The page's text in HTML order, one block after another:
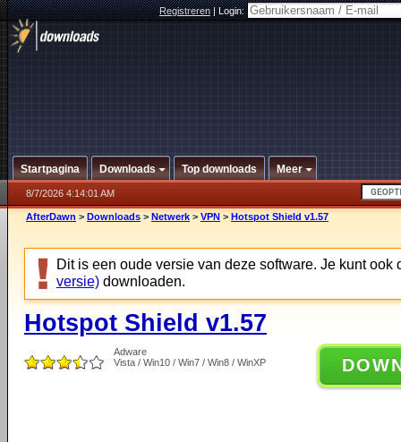
Registreren|Login:
Startpagina Downloads Top downloads Meer
8/7/2026 4:14:01 AM
AfterDawn > Downloads > Netwerk > VPN > Hotspot Shield v1.57
Dit is een oude versie van deze software. Je kunt ook
versie) downloaden.
Hotspot Shield v1.57
Adware
Vista / Win10 / Win7 / Win8 / WinXP